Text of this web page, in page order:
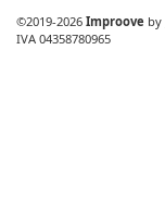
©2019-2026 Improove by
IVA 04358780965